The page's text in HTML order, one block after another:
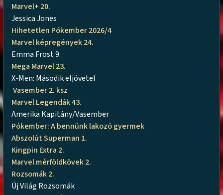
Marvel+ 20.
Jessica Jones
Hihetetlen Pókember 2026/4
Marvel képregények 24.
Emma Frost 9.
Mega Marvel 23.
X-Men: Második eljövetel
Vasember 2. ksz
Marvel Legendák 43.
Amerika Kapitány/Vasember
Pókember: A bennünk lakozó gyermek
Abszolút Superman 1.
Kingpin Extra 2.
Marvel mérföldkövek 2.
Rozsomák 2.
Új Világ Rozsomák